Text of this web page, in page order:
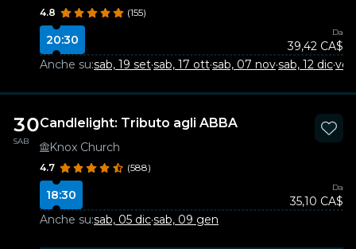
4.8 (155)
20:30
Da
39,42 CA$
Anche su:sab, 19 set·sab, 17 ott·sab, 07 nov·sab, 12 dic·
30
SAB
Candlelight: Tributo agli ABBA
Knox Church
4.7 (588)
18:30
Da
35,10 CA$
Anche su:sab, 05 dic·sab, 09 gen